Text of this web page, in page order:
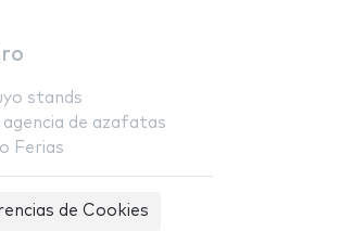
stands
agencia de azafatas
Ferias
de Cookies